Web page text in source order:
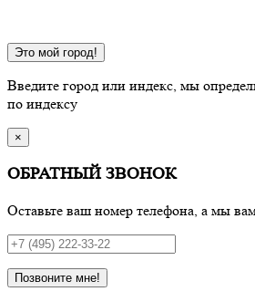
Это мой город!
Введите город или индекс, мы
по индексу
×
ОБРАТНЫЙ ЗВОНОК
Оставьте ваш номер телефона, а мы
Позвоните мне!